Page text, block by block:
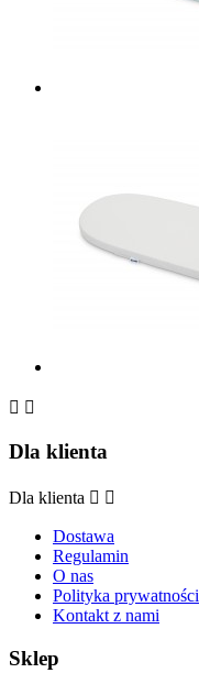
 
Dla klienta
Dla klienta  
Dostawa
Regulamin
O nas
Polityka prywatności
Kontakt z nami
Sklep